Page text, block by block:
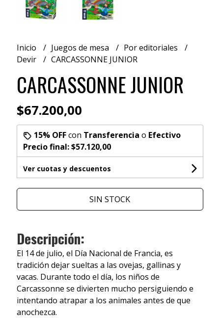
Inicio Juegos de mesa
Por editoriales
Devir
CARCASSONNE JUNIOR
CARCASSONNE JUNIOR
$67.200,00
15% OFFcon Transferencia o Efectivo
Precio final:$57.120,00
Ver cuotas y descuentos
SIN STOCK
Descripción:
El 14 de julio, el Día Nacional de Francia, es
tradición dejar sueltas a las ovejas, gallinas y
vacas. Durante todo el día, los niños de
Carcassonne se divierten mucho persiguiendo e
intentando atrapar a los animales antes de que
anochezca.